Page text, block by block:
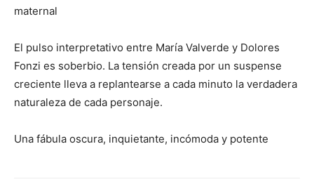
maternal
El pulso interpretativo entre María Valverde y Dolores
Fonzi es soberbio. La tensión creada por un suspense
creciente lleva a replantearse a cada minuto la verdadera
naturaleza de cada personaje.
Una fábula oscura, inquietante, incómoda y potente